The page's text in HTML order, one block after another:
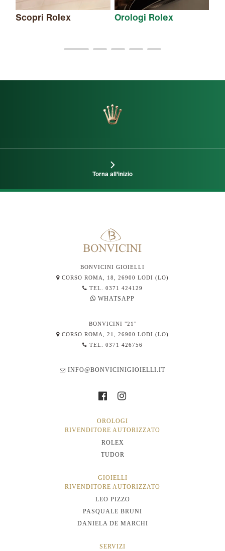
Scopri Rolex Orologi Rolex
Torna all'inizio
BONVICINI GIOIELLI
CORSO ROMA, 18, 26900 LODI (LO)
TEL. 0371 424129
WHATSAPP
BONVICINI "21"
CORSO ROMA, 21, 26900 LODI (LO)
TEL. 0371 426756
INFO@BONVICINIGIOIELLI.IT
OROLOGI
RIVENDITORE AUTORIZZATO
ROLEX
TUDOR
GIOIELLI
RIVENDITORE AUTORIZZATO
LEO PIZZO
PASQUALE BRUNI
DANIELA DE MARCHI
SERVIZI